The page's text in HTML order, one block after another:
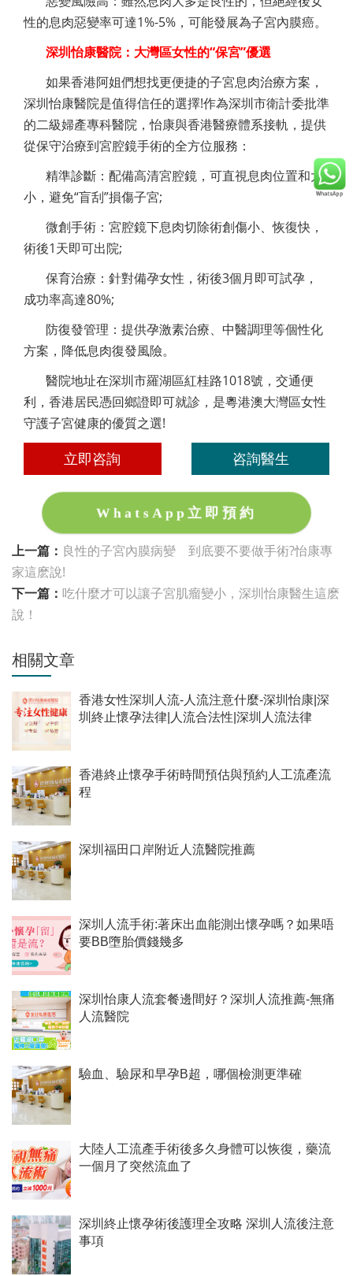
性的息肉惡變率可達1%-5%，可能發展為子宮內膜癌。
深圳怡康醫院：大灣區女性的“保宮”優選
如果香港阿姐們想找更便捷的子宮息肉治療方案，
深圳怡康醫院是值得信任的選擇!作為深圳市衛計委批準
的二級婦產專科醫院，怡康與香港醫療體系接軌，提供
從保守治療到宮腔鏡手術的全方位服務：
精準診斷：配備高清宮腔鏡，可直視息肉位置和大
小，避免“盲刮”損傷子宮;
微創手術：宮腔鏡下息肉切除術創傷小、恢復快，
術後1天即可出院;
保育治療：針對備孕女性，術後3個月即可試孕，
成功率高達80%;
防復發管理：提供孕激素治療、中醫調理等個性化
方案，降低息肉復發風險。
醫院地址在深圳市羅湖區紅桂路1018號，交通便
利，香港居民憑回鄉證即可就診，是粵港澳大灣區女性
守護子宮健康的優質之選!
立即咨詢 咨詢醫生
WhatsApp立即預約
上一篇： 良性的子宮內膜病變，到底要不要做手術?怡康專
家這麽說!
下一篇： 吃什麼才可以讓子宮肌瘤變小，深圳怡康醫生這麽
說！
相關文章
香港女性深圳人流-人流注意什麼-深圳怡康|深
圳終止懷孕法律|人流合法性|深圳人流法律
香港終止懷孕手術時間預估與預約人工流產流
程
深圳福田口岸附近人流醫院推薦
深圳人流手術:著床出血能測出懷孕嗎？如果唔
要BB墮胎價錢幾多
深圳怡康人流套餐邊間好？深圳人流推薦-無痛
人流醫院
驗血、驗尿和早孕B超，哪個檢測更準確
大陸人工流產手術後多久身體可以恢復，藥流
一個月了突然流血了
深圳終止懷孕術後護理全攻略 深圳人流後注意
事項